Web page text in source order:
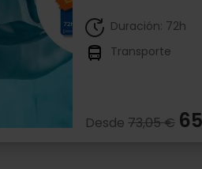
Duración: 72h
Transporte
Desde 73,05 €